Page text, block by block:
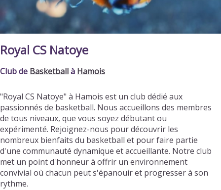
Royal CS Natoye
Club de Basketballà Hamois
"Royal CS Natoye" à Hamois est un club dédié aux
passionnés de basketball. Nous accueillons des membres
de tous niveaux, que vous soyez débutant ou
expérimenté. Rejoignez-nous pour découvrir les
nombreux bienfaits du basketball et pour faire partie
d'une communauté dynamique et accueillante. Notre club
met un point d'honneur à offrir un environnement
convivial où chacun peut s'épanouir et progresser à son
rythme.